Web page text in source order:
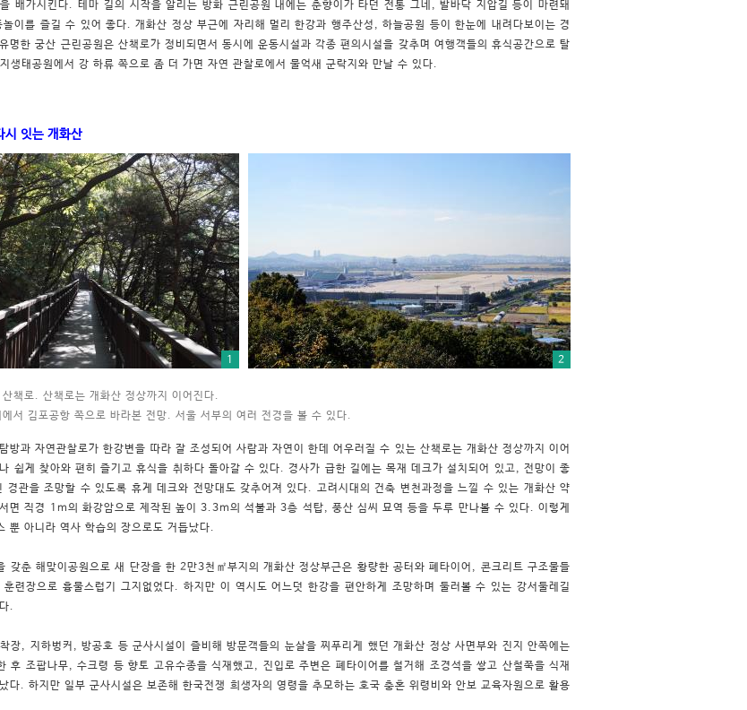
배가시킨다. 테마 길의 시작을 알리는 방화 근린공원 내에는 춘향이가 타던 전통 그네, 발바닥 지압길 등이 마련돼
이를 즐길 수 있어 좋다. 개화산 정상 부근에 자리해 멀리 한강과 행주산성, 하늘공원 등이 한눈에 내려다보이는 경
명한 궁산 근린공원은 산책로가 정비되면서 동시에 운동시설과 각종 편의시설을 갖추며 여행객들의 휴식공간으로 탈
생태공원에서 강 하류 쪽으로 좀 더 가면 자연 관찰로에서 물억새 군락지와 만날 수 있다.
시 잇는 개화산
1 2
책로. 산책로는 개화산 정상까지 이어진다.
에서 김포공항 쪽으로 바라본 전망. 서울 서부의 여러 전경을 볼 수 있다.
방과 자연관찰로가 한강변을 따라 잘 조성되어 사람과 자연이 한데 어우러질 수 있는 산책로는 개화산 정상까지 이어
쉽게 찾아와 편히 즐기고 휴식을 취하다 돌아갈 수 있다. 경사가 급한 길에는 목재 데크가 설치되어 있고, 전망이 좋
경관을 조망할 수 있도록 휴게 데크와 전망대도 갖추어져 있다. 고려시대의 건축 변천과정을 느낄 수 있는 개화산 약
면 직경 1m의 화강암으로 제작된 높이 3.3m의 석불과 3층 석탑, 풍산 심씨 묘역 등을 두루 만나볼 수 있다. 이렇게
뿐 아니라 역사 학습의 장으로도 거듭났다.
갖춘 해맞이공원으로 새 단장을 한 2만3천㎡부지의 개화산 정상부근은 황량한 공터와 폐타이어, 콘크리트 구조물들
련장으로 흉물스럽기 그지없었다. 하지만 이 역시도 어느덧 한강을 편안하게 조망하며 둘러볼 수 있는 강서둘레길
.
장, 지하벙커, 방공호 등 군사시설이 즐비해 방문객들의 눈살을 찌푸리게 했던 개화산 정상 사면부와 진지 안쪽에는
후 조팝나무, 수크령 등 향토 고유수종을 식재했고, 진입로 주변은 폐타이어를 철거해 조경석을 쌓고 산철쭉을 식재
다. 하지만 일부 군사시설은 보존해 한국전쟁 희생자의 영령을 추모하는 호국 충혼 위령비와 안보 교육자원으로 활용